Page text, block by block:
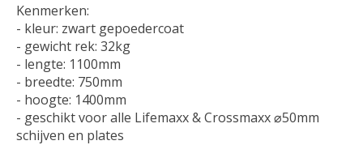
Kenmerken:
- kleur: zwart gepoedercoat
- gewicht rek: 32kg
- lengte: 1100mm
- breedte: 750mm
- hoogte: 1400mm
- geschikt voor alle Lifemaxx & Crossmaxx ⌀50mm
schijven en plates